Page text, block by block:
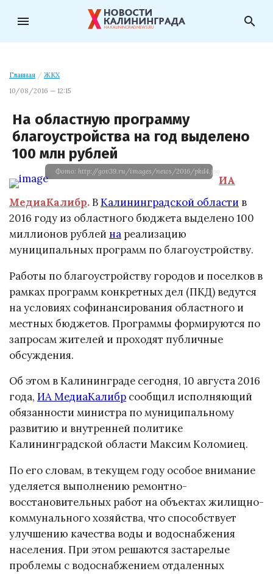
menu search
Главная / ЖКХ
10/08/2016 — 12:15
На областную программу
благоустройства на год выделено
100 млн рублей
Фото: http://gov39.ru/images/news/2016/pkd4.jpg
ИА
МедиаКалибр.ВКалининградской области в
2016 году из областного бюджета выделено 100
миллионов рублей на реализацию
муниципальных программ по благоустройству.
Работы по благоустройству городов и поселков в
рамках программ конкретных дел (ПКД) ведутся
на условиях софинансирования областного и
местных бюджетов. Программы формируются по
запросам жителей и проходят публичные
обсуждения.
Об этом в Калининграде сегодня, 10 августа 2016
года, ИА МедиаКалибр сообщил исполняющий
обязанности министра по муниципальному
развитию и внутренней политике
Калининградской области Максим Коломиец.
По его словам, в текущем году особое внимание
уделяется выполнению ремонтно-
восстановительных работ на объектах жилищно-
коммунального хозяйства, что способствует
улучшению качества воды и водоснабжения
населения. При этом решаются застарелые
проблемы с водоснабжением отдаленных